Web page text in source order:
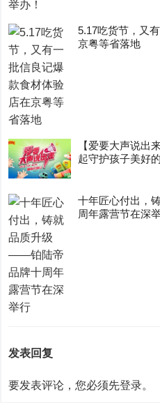
5.17吃货节，又
京粤等省落地
【爱要大声说出
起守护孩子美好
十年匠心付出，
周年露营节在深
发表回复
要发表评论，您必须先登录。